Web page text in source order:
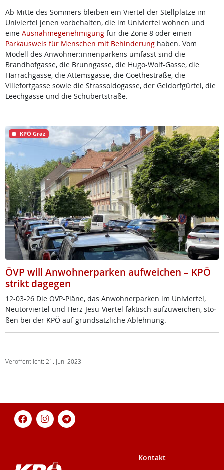
Ab Mitte des Sommers bleiben ein Viertel der Stellplätze im
Univiertel jenen vorbehalten, die im Univiertel wohnen und
eine Ausnahmegenehmigungfür die Zone 8 oder einen
Parkausweis für Menschen mit Behinderunghaben. Vom
Modell des Anwohner:innenparkens umfasst sind die
Brandhofgasse, die Brunngasse, die Hugo-Wolf-Gasse, die
Harrachgasse, die Attemsgasse, die Goethestraße, die
Villefortgasse sowie die Strassoldogasse, der Geidorfgürtel, die
Leechgasse und die Schubertstraße.
KPÖ Graz
ÖVP will Anwohnerparken aufweichen – KPÖ
strikt dagegen
12-03-26 Die ÖVP-Plä­ne, das An­woh­ner­par­ken im Uni­vier­tel,
Neu­tor­vier­tel und Herz-Je­su-Vier­tel fak­tisch auf­zu­wei­chen, sto­
ßen bei der KPÖ auf grund­sätz­li­che Ab­leh­nung.
Veröffentlicht: 21. Juni 2023
Kontakt